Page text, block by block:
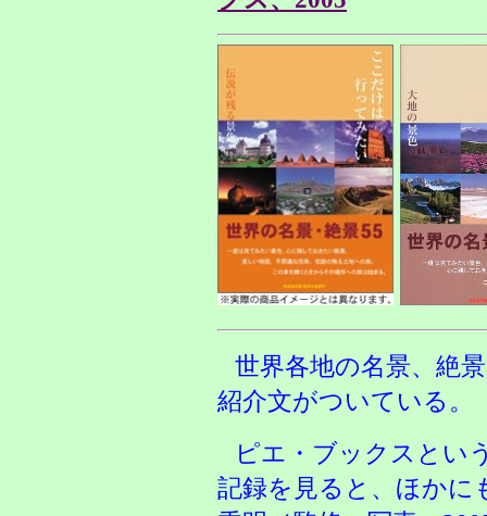
世界各地の名景、絶
紹介文がついている。
ピエ・ブックスとい
記録を見ると、ほか